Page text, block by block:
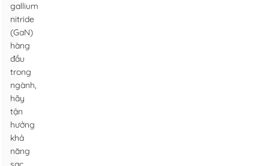
gallium
nitride
(GaN)
hàng
đầu
trong
ngành,
hãy
tận
hưởng
khả
năng